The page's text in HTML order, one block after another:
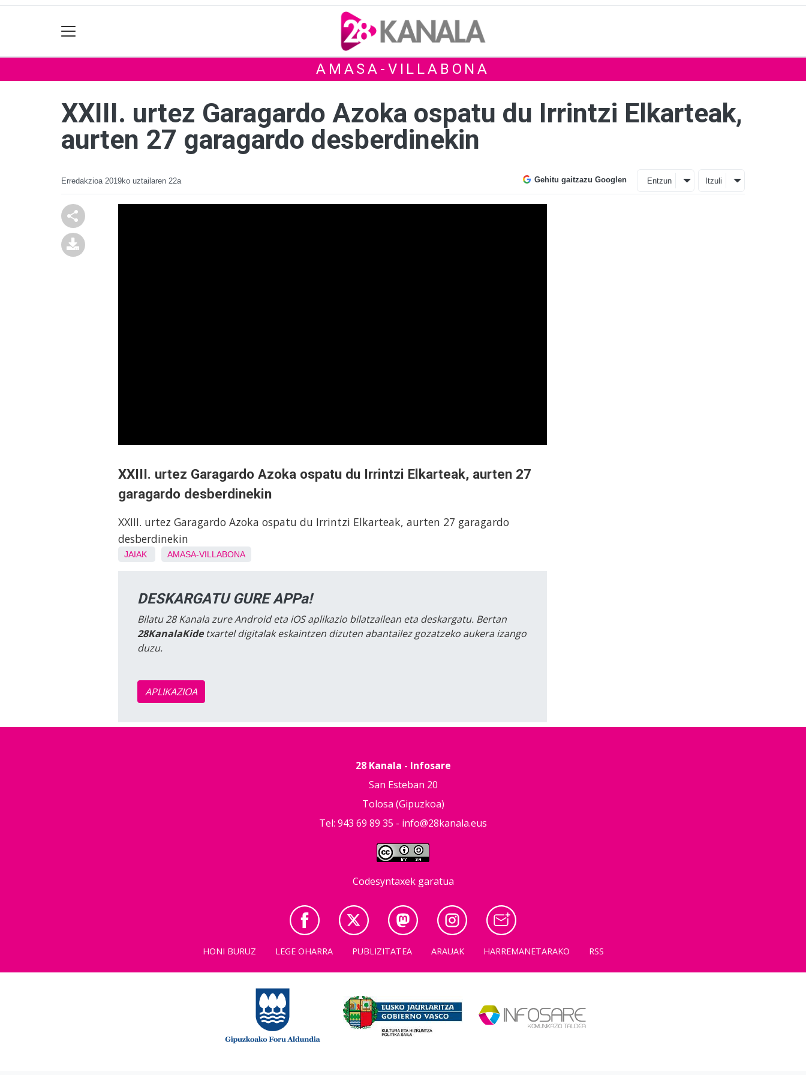
AMASA-VILLABONA
XXIII. urtez Garagardo Azoka ospatu du Irrintzi Elkarteak,
aurten 27 garagardo desberdinekin
Erredakzioa 2019ko uztailaren 22a Gehitu gaitzazu Googlen Entzun Itzuli
XXIII. urtez Garagardo Azoka ospatu du Irrintzi Elkarteak, aurten 27
garagardo desberdinekin
XXIII. urtez Garagardo Azoka ospatu du Irrintzi Elkarteak, aurten 27 garagardo
desberdinekin
JAIAK AMASA-VILLABONA
DESKARGATU GURE APPa!
Bilatu 28 Kanala zure Android eta iOS aplikazio bilatzailean eta deskargatu. Bertan
28KanalaKidetxartel digitalak eskaintzen dizuten abantailez gozatzeko aukera izango
duzu.
APLIKAZIOA
28 Kanala - Infosare
San Esteban 20
Tolosa (Gipuzkoa)
Tel: 943 69 89 35 - info@28kanala.eus
Codesyntaxek garatua
HONI BURUZ LEGE OHARRA PUBLIZITATEA ARAUAK HARREMANETARAKO RSS